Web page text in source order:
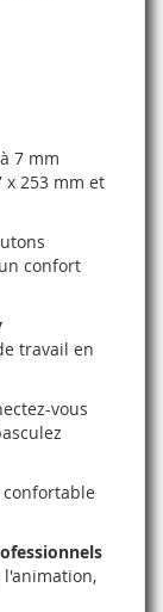
7 mm
x 253 mm et
confort
travail en
vous
confortable